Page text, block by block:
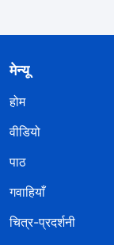
मेन्यू
होम
वीडियो
पाठ
गवाहियाँ
चित्र-प्रदर्शनी